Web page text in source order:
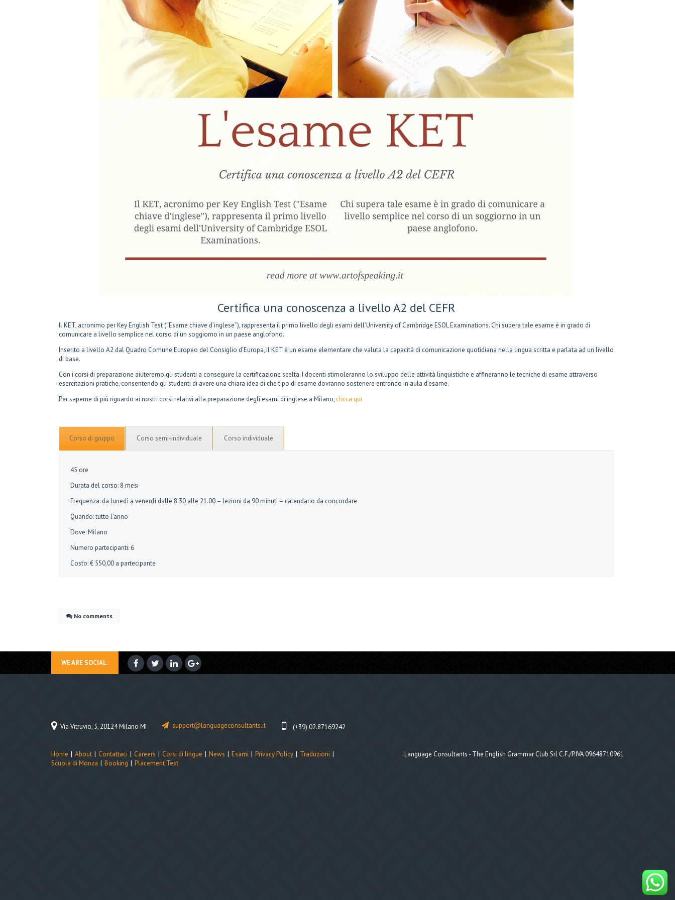
Certifica una conoscenza a livello A2 del CEFR
Il KET, acronimo per Key English Test (“Esame chiave d’inglese”), rappresenta il primo livello degli esami dell’University of Cambridge ESOL Examinations. Chi supera tale esame è in grado di
comunicare a livello semplice nel corso di un soggiorno in un paese anglofono.
Inserito a livello A2 dal Quadro Comune Europeo del Consiglio d’Europa, il KET è un esame elementare che valuta la capacità di comunicazione quotidiana nella lingua scritta e parlata ad un livello
di base.
Con i corsi di preparazione aiuteremo gli studenti a conseguire la certificazione scelta. I docenti stimoleranno lo sviluppo delle attività linguistiche e affineranno le tecniche di esame attraverso
esercitazioni pratiche, consentendo gli studenti di avere una chiara idea di che tipo di esame dovranno sostenere entrando in aula d’esame.
Per saperne di più riguardo ai nostri corsi relativi alla preparazione degli esami di inglese a Milano, clicca qui
Corso di gruppo Corso semi-individuale Corso individuale
45 ore
Durata del corso: 8 mesi
Frequenza: da lunedì a venerdì dalle 8.30 alle 21.00 – lezioni da 90 minuti – calendario da concordare
Quando: tutto l’anno
Dove: Milano
Numero partecipanti: 6
Costo: € 550,00 a partecipante
No comments
WE ARE SOCIAL:
Via Vitruvio, 5, 20124 Milano MI support@languageconsultants.it (+39) 02.87169242
Home About Contattaci Careers Corsi di lingue News Esami Privacy Policy
Traduzioni
Scuola di Monza
Booking Placement Test
Language Consultants - The English Grammar Club Srl C.F./P.IVA 09648710961